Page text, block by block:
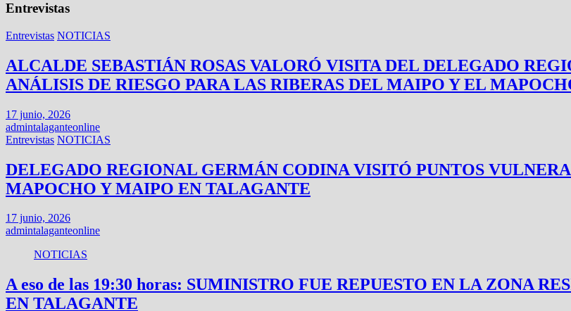
Entrevistas
Entrevistas NOTICIAS
ALCALDE SEBASTIÁN ROSAS VALORÓ VISITA DEL DELEGADO
ANÁLISIS DE RIESGO PARA LAS RIBERAS DEL MAIPO Y EL
17 junio, 2026
admintalaganteonline
Entrevistas NOTICIAS
DELEGADO REGIONAL GERMÁN CODINA VISITÓ PUNTOS
MAPOCHO Y MAIPO EN TALAGANTE
17 junio, 2026
admintalaganteonline
NOTICIAS
A eso de las 19:30 horas: SUMINISTRO FUE REPUESTO EN LA ZONA
EN TALAGANTE